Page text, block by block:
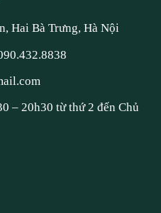
Hai Bà Trưng, Hà Nội
– 20h30 từ thứ 2 đến Chủ